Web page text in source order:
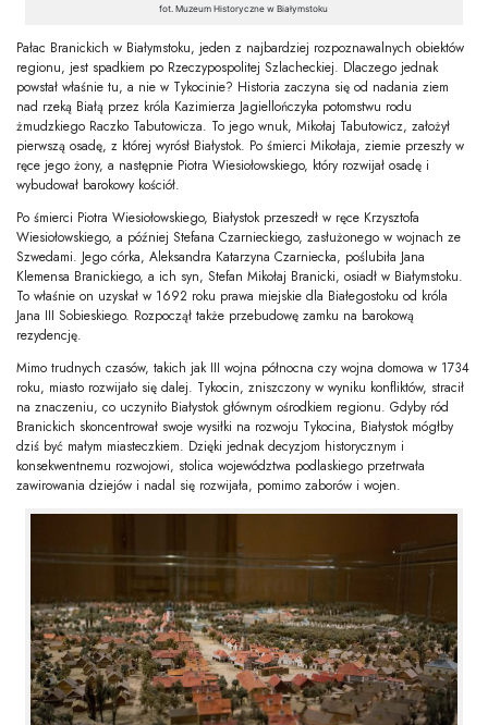
fot. Muzeum Historyczne w Białymstoku
Pałac Branickich w Białymstoku, jeden z najbardziej rozpoznawalnych obiektów
regionu, jest spadkiem po Rzeczypospolitej Szlacheckiej. Dlaczego jednak
powstał właśnie tu, a nie w Tykocinie? Historia zaczyna się od nadania ziem
nad rzeką Białą przez króla Kazimierza Jagiellończyka potomstwu rodu
żmudzkiego Raczko Tabutowicza. To jego wnuk, Mikołaj Tabutowicz, założył
pierwszą osadę, z której wyrósł Białystok. Po śmierci Mikołaja, ziemie przeszły w
ręce jego żony, a następnie Piotra Wiesiołowskiego, który rozwijał osadę i
wybudował barokowy kościół.
Po śmierci Piotra Wiesiołowskiego, Białystok przeszedł w ręce Krzysztofa
Wiesiołowskiego, a później Stefana Czarnieckiego, zasłużonego w wojnach ze
Szwedami. Jego córka, Aleksandra Katarzyna Czarniecka, poślubiła Jana
Klemensa Branickiego, a ich syn, Stefan Mikołaj Branicki, osiadł w Białymstoku.
To właśnie on uzyskał w 1692 roku prawa miejskie dla Białegostoku od króla
Jana III Sobieskiego. Rozpoczął także przebudowę zamku na barokową
rezydencję.
Mimo trudnych czasów, takich jak III wojna północna czy wojna domowa w 1734
roku, miasto rozwijało się dalej. Tykocin, zniszczony w wyniku konfliktów, stracił
na znaczeniu, co uczyniło Białystok głównym ośrodkiem regionu. Gdyby ród
Branickich skoncentrował swoje wysiłki na rozwoju Tykocina, Białystok mógłby
dziś być małym miasteczkiem. Dzięki jednak decyzjom historycznym i
konsekwentnemu rozwojowi, stolica województwa podlaskiego przetrwała
zawirowania dziejów i nadal się rozwijała, pomimo zaborów i wojen.